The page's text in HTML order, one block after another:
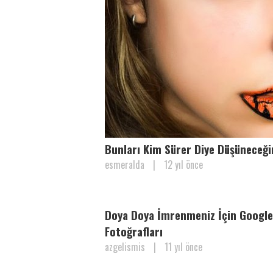
Bunları Kim Sürer Diye
esmeralda | 12 yıl önce
Doya Doya İmrenmeniz İçin
Fotoğrafları
azgelismis | 11 yıl önce